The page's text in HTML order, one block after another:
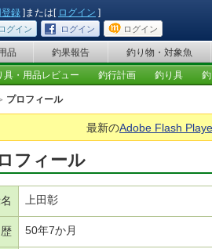
録 ]または[ ログイン ]
ログイン ログイン ログイン
品 釣果報告 釣り物・対象魚
具・用品レビュー 釣行計画 釣り具
プロフィール
最新のAdobe Flash
フィール
上田彰
50年7か月